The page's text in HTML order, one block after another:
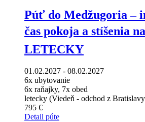
Púť do Medžugoria –
čas pokoja a stíšenia
LETECKY
01.02.2027 - 08.02.2027
6x ubytovanie
6x raňajky, 7x obed
letecky (Viedeň - odchod z
795 €
Detail púte